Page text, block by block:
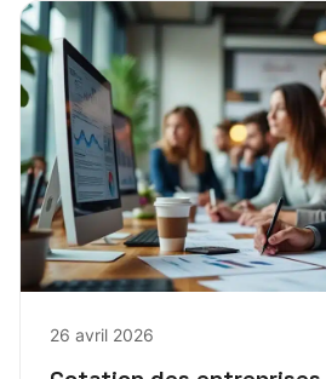
26 avril 2026